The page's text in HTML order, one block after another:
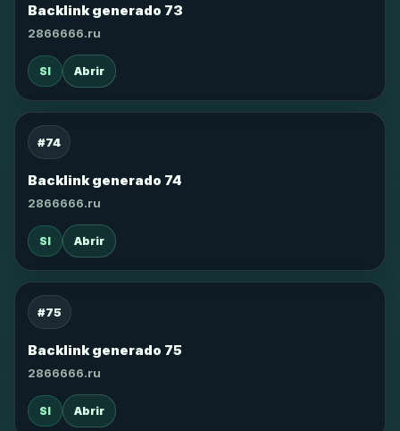
Backlink generado 73
2866666.ru
SI Abrir
#74
Backlink generado 74
2866666.ru
SI Abrir
#75
Backlink generado 75
2866666.ru
SI Abrir